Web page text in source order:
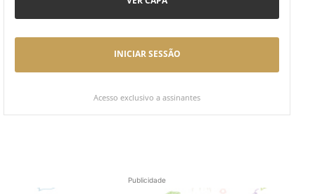
INICIAR SESSÃO
Acesso exclusivo a assinantes
Publicidade